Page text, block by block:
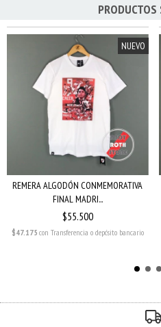
PRODUCTOS
NUEVO
REMERA ALGODÓN CONMEMORATIVA
FINAL MADRI...
$55.500
$47.175 con Transferencia o depósito bancario